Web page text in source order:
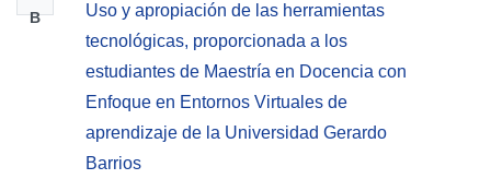
B
Uso y apropiación de las herramientas
tecnológicas, proporcionada a los
estudiantes de Maestría en Docencia con
Enfoque en Entornos Virtuales de
aprendizaje de la Universidad Gerardo
Barrios